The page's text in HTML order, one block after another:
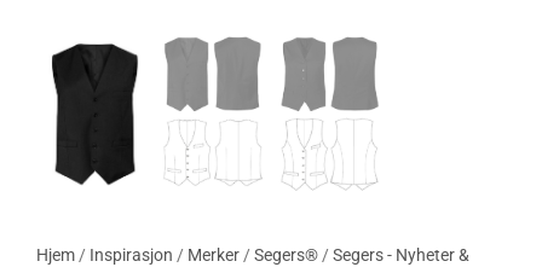
Hjem/ Inspirasjon / Merker/Segers®/Segers - Nyheter &